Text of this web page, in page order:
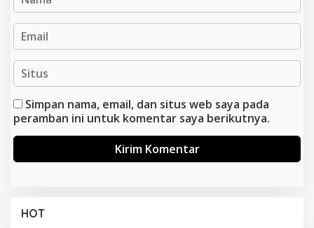
Simpan nama, email, dan situs web saya pada
peramban ini untuk komentar saya berikutnya.
HOT